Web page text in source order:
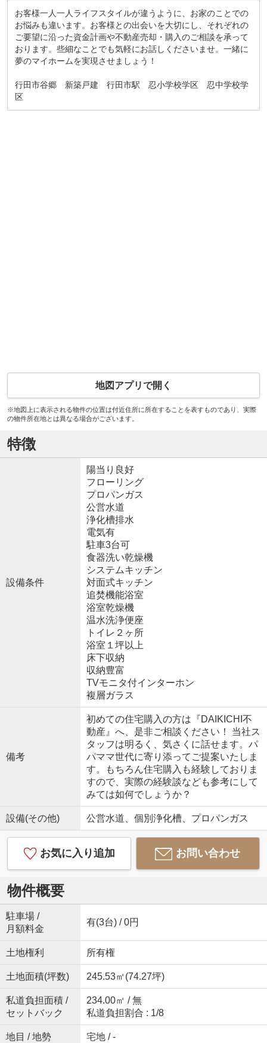
お客様一人一人ライフスタイルが違うように、お家のことでの
お悩みも違います。お客様との出会いを大切にし、それぞれの
ご要望に沿った資金計画や不動産売却・購入のご相談を承って
おります。些細なことでも気軽にお話しくださいませ。一緒に
夢のマイホームを実現させましょう！
行田市谷郷 新築戸建 行田市駅 忍小学校学区 忍中学校学
区
地図アプリで開く
※地図上に表示される物件の位置は付近住所に所在することを表すものであり、実際
の物件所在地とは異なる場合がございます。
特徴
設備条件
陽当り良好
フローリング
プロパンガス
公営水道
浄化槽排水
電気有
駐車3台可
食器洗い乾燥機
システムキッチン
対面式キッチン
追焚機能浴室
浴室乾燥機
温水洗浄便座
トイレ２ヶ所
浴室１坪以上
床下収納
収納豊富
TVモニタ付インターホン
複層ガラス
備考
初めての住宅購入の方は『DAIKICHI不
動産』へ、是非ご相談ください！ 当社ス
タッフは明るく、気さくに話せます。パ
パママ世代に寄り添ってご提案いたしま
す。もちろん住宅購入も経験しておりま
すので、実際の経験談なども参考にして
みては如何でしょうか？
設備(その他) 公営水道、個別浄化槽、プロパンガス
お気に入り追加 お問い合わせ
物件概要
駐車場 /
月額料金
有(3台) / 0円
土地権利 所有権
土地面積(坪数) 245.53㎡(74.27坪)
私道負担面積 /
セットバック
234.00㎡ / 無
私道負担割合 : 1/8
地目 / 地勢 宅地 / -